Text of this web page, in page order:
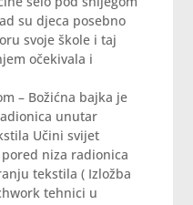
su djeca posebno
svoje škole i taj
očekivala i
– Božićna bajka je
unutar
Učini svijet
niza radionica
tekstila ( Izložba
tehnici u